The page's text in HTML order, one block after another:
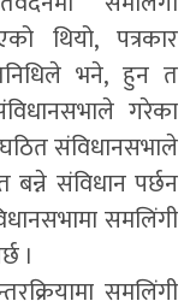
थियो, पत्रकार
भने, हुन त
गरेका
संविधानसभाले
संविधान पर्छन
समलिंगी
।
समलिंगी